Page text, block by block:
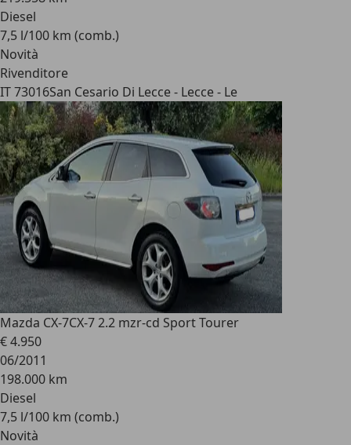
Diesel
7,5 l/100 km (comb.)
Novità
Rivenditore
IT 73016San Cesario Di Lecce - Lecce - Le
Mazda CX-7CX-7 2.2 mzr-cd Sport Tourer
€ 4.950
06/2011
198.000 km
Diesel
7,5 l/100 km (comb.)
Novità